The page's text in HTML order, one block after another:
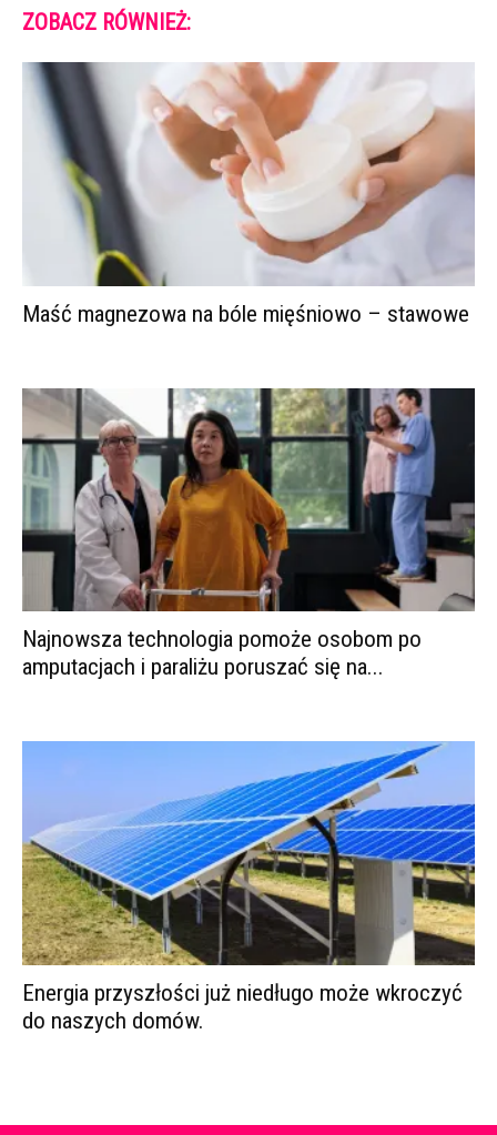
ZOBACZ RÓWNIEŻ:
Maść magnezowa na bóle mięśniowo – stawowe
Najnowsza technologia pomoże osobom po
amputacjach i paraliżu poruszać się na...
Energia przyszłości już niedługo może wkroczyć
do naszych domów.